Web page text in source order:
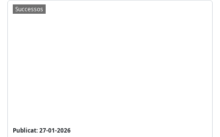
Successos
Publicat: 27-01-2026